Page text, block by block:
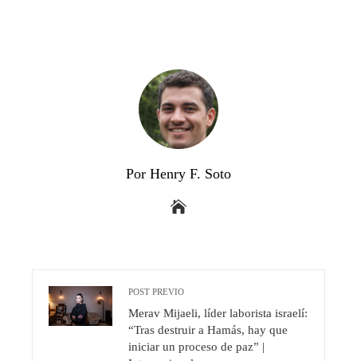
Por Henry F. Soto
POST PREVIO
Merav Mijaeli, líder laborista israelí:
“Tras destruir a Hamás, hay que
iniciar un proceso de paz” |